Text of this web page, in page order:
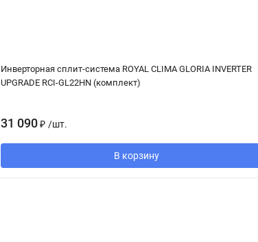
Инверторная сплит-система ROYAL CLIMA GLORIA INVERTER
UPGRADE RCI-GL22HN (комплект)
31 090 ₽ /шт.
В корзину